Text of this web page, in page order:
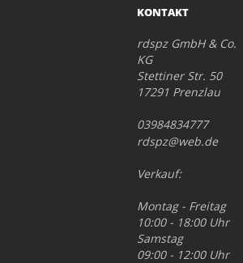
KONTAKT
rdspz GmbH & Co.
KG
Stettiner Str. 50
17291 Prenzlau
03984834777
rdspz@web.de
Verkauf:
Montag - Freitag
10:00 - 18:00 Uhr
Samstag
09:00 - 12:00 Uhr